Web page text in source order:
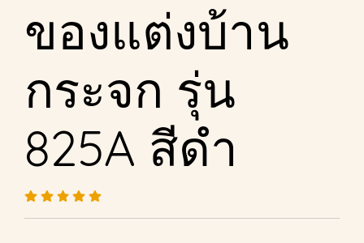
ของแต่งบ้าน
กระจก รุ่น
825A สีดำ